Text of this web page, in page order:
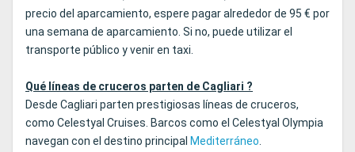
precio del aparcamiento, espere pagar alrededor de 95 € por
una semana de aparcamiento. Si no, puede utilizar el
transporte público y venir en taxi.
Qué líneas de cruceros parten de Cagliari ?
Desde Cagliari parten prestigiosas líneas de cruceros,
como Celestyal Cruises. Barcos como el Celestyal Olympia
navegan con el destino principal Mediterráneo.